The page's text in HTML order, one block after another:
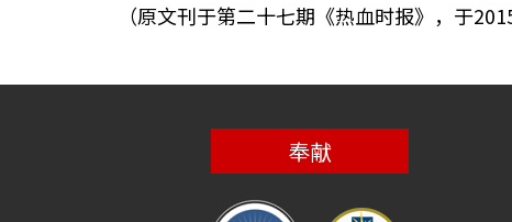
（原文刊于第二十七期《热血时报》，于
奉献